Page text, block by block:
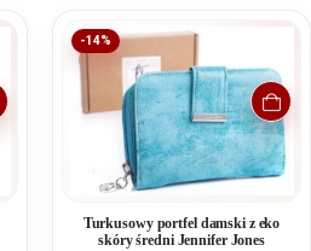
-14%
Turkusowy portfel damski z eko
skóry średni Jennifer Jones